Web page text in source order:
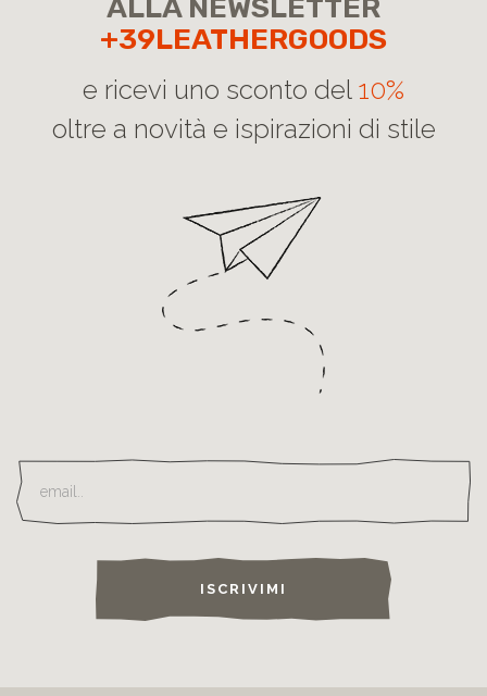
ALLA NEWSLETTER
+39LEATHERGOODS
e ricevi uno sconto del 10%
oltre a novità e ispirazioni di stile
ISCRIVIMI